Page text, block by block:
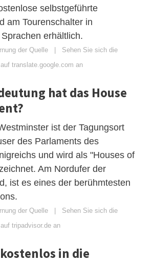
selbstgeführte
am Tourenschalter in
erhältlich.
der Quelle | Sehen Sie sich die
translate.google.com an
hat das House
ist der Tagungsort
des Parlaments des
und wird als "Houses of
Am Nordufer der
ist es eines der berühmtesten
der Quelle | Sehen Sie sich die
tripadvisor.de an
in die